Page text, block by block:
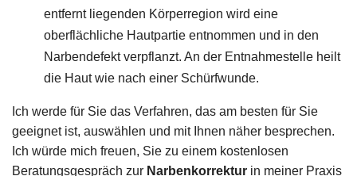
entfernt liegenden Körperregion wird eine
oberflächliche Hautpartie entnommen und in den
Narbendefekt verpflanzt. An der Entnahmestelle heilt
die Haut wie nach einer Schürfwunde.
Ich werde für Sie das Verfahren, das am besten für Sie
geeignet ist, auswählen und mit Ihnen näher besprechen.
Ich würde mich freuen, Sie zu einem kostenlosen
Beratungsgespräch zur Narbenkorrektur in meiner Praxis